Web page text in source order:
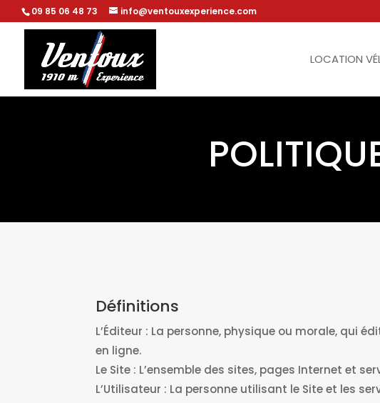
09 85 06 48 73 info@ventouxexperience.com
LOCATION
Définitions
L’Éditeur : La personne, physique ou morale, qui
en ligne.
Le Site : L’ensemble des sites, pages Internet et
L’Utilisateur : La personne utilisant le Site et les